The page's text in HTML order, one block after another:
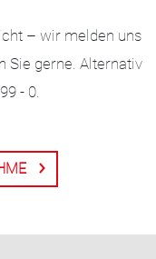
– wir melden uns
Sie gerne. Alternativ
- 0.